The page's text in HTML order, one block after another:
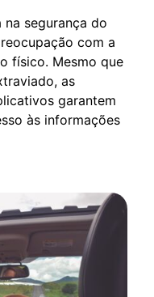
segurança do
com a
físico. Mesmo que
as
garantem
às informações